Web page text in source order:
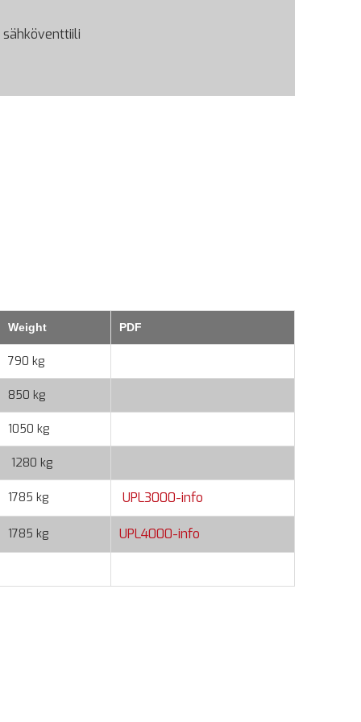
Weight PDF
790 kg
850 kg
1050 kg
1280 kg
1785 kg UPL3000-info
1785 kg UPL4000-info